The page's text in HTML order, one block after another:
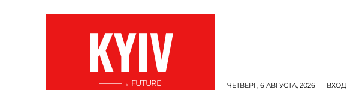
KYIV
———→ FUTURE ЧЕТВЕРГ, 6 АВГУСТА, 2026 ВХОД